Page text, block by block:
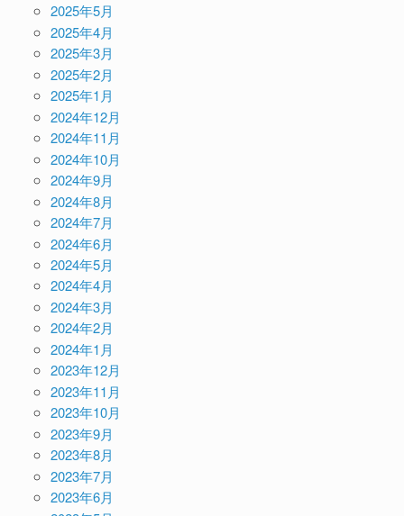
2025年5月
2025年4月
2025年3月
2025年2月
2025年1月
2024年12月
2024年11月
2024年10月
2024年9月
2024年8月
2024年7月
2024年6月
2024年5月
2024年4月
2024年3月
2024年2月
2024年1月
2023年12月
2023年11月
2023年10月
2023年9月
2023年8月
2023年7月
2023年6月